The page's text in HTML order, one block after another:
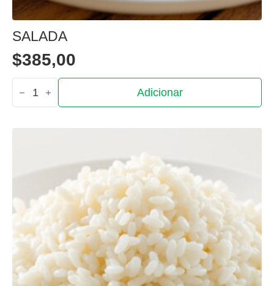
SALADA
$385,00
Quantidade
de
Salada
Adicionar